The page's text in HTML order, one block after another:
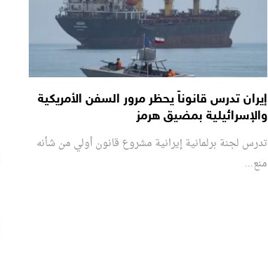
إيران تدرس قانوناً يحظر مرور السفن الأمريكية
والإسرائيلية بمضيق هرمز
تدرس لجنة برلمانية إيرانية مشروع قانون ⁠أولي من شأنه
منع...